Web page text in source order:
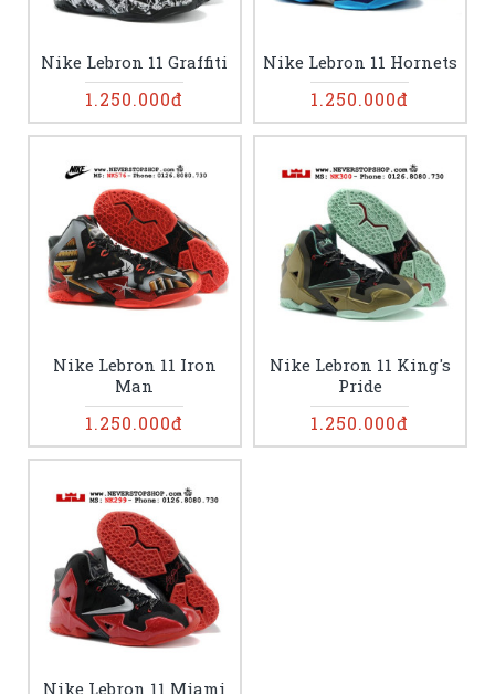
Nike Lebron 11 Graffiti
1.250.000đ
Nike Lebron 11 Hornets
1.250.000đ
Nike Lebron 11 Iron
Man
1.250.000đ
Nike Lebron 11 King's
Pride
1.250.000đ
Nike Lebron 11 Miami